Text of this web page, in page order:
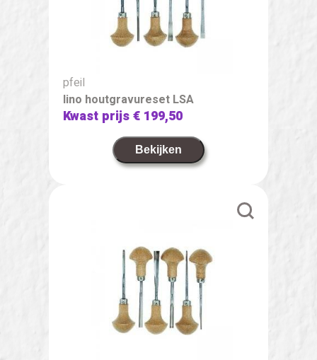
pfeil
lino houtgravureset LSA
Kwast prijs€ 199,50
Bekijken